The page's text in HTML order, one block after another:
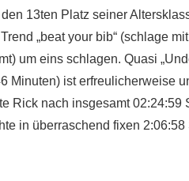
13ten Platz seiner
„beat your bib“ (schlage
um eins schlagen. Quasi
Minuten) ist erfreulicherweise
Rick nach insgesamt
in überraschend fixen